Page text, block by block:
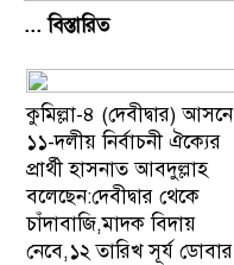
... বিস্তারিত
কুমিল্লা-৪ (দেবীদ্বার) আসনে
১১-দলীয় নির্বাচনী ঐক্যের
প্রার্থী হাসনাত আবদুল্লাহ
বলেছেন:দেবীদ্বার থেকে
চাঁদাবাজি,মাদক বিদায়
নেবে,১২ তারিখ সূর্য ডোবার